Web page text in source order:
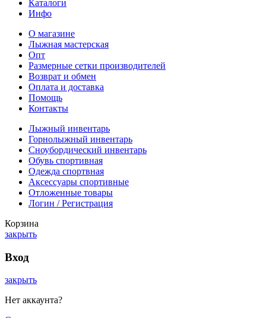
Каталоги
Инфо
О магазине
Лыжная мастерская
Опт
Размерные сетки производителей
Возврат и обмен
Оплата и доставка
Помощь
Контакты
Лыжный инвентарь
Горнолыжный инвентарь
Сноубордический инвентарь
Обувь спортивная
Одежда спортвная
Аксессуары спортивные
Отложенные товары
Логин / Регистрация
Корзина
закрыть
Вход
закрыть
Нет аккаунта?